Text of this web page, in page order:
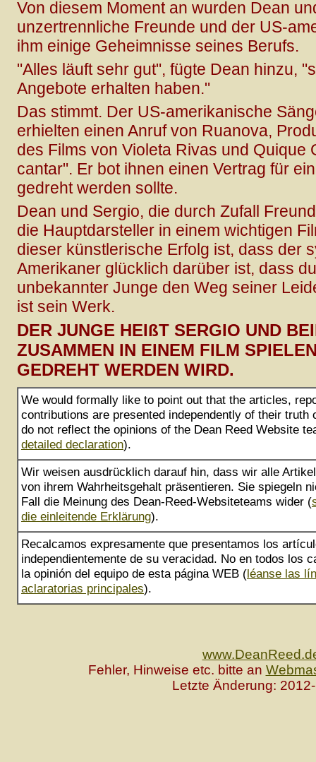
Von diesem Moment an wurden Dean
unzertrennliche Freunde und der US-
ihm einige Geheimnisse seines Berufs.
"Alles läuft sehr gut", fügte Dean hinzu,
Angebote erhalten haben."
Das stimmt. Der US-amerikanische
erhielten einen Anruf von Ruanova,
des Films von Violeta Rivas und Quique
cantar". Er bot ihnen einen Vertrag für
gedreht werden sollte.
Dean und Sergio, die durch Zufall
die Hauptdarsteller in einem wichtigen
dieser künstlerische Erfolg ist, dass der
Amerikaner glücklich darüber ist, dass
unbekannter Junge den Weg seiner
ist sein Werk.
DER JUNGE HEIßT SERGIO UND
ZUSAMMEN IN EINEM FILM
GEDREHT WERDEN WIRD.
We would formally like to point out that the articles,
contributions are presented independently of their truth
do not reflect the opinions of the Dean Reed Website
detailed declaration).
Wir weisen ausdrücklich darauf hin, dass wir alle
von ihrem Wahrheitsgehalt präsentieren. Sie spiegeln
Fall die Meinung des Dean-Reed-Websiteteams wider (
die einleitende Erklärung).
Recalcamos expresamente que presentamos los
independientemente de su veracidad. No en todos los
la opinión del equipo de esta página WEB (léanse las
aclaratorias principales).
Fehler, Hinweise etc. bitte an
Letzte Änderung: